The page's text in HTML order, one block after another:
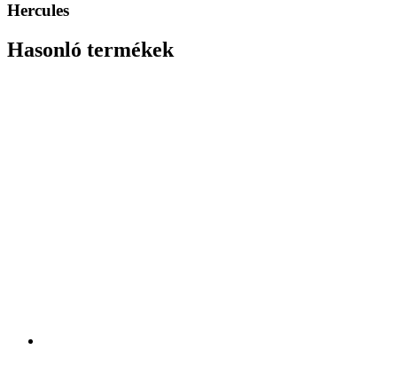
Hercules
Hasonló termékek